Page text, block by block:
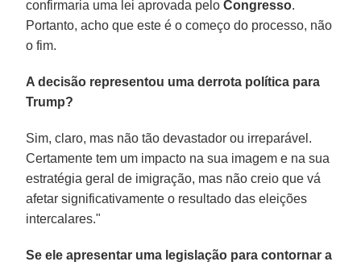
confirmaria uma lei aprovada peloCongresso.
Portanto, acho que este é o começo do processo, não
o fim.
A decisão representou uma derrota política para
Trump?
Sim, claro, mas não tão devastador ou irreparável.
Certamente tem um impacto na sua imagem e na sua
estratégia geral de imigração, mas não creio que vá
afetar significativamente o resultado das eleições
intercalares."
Se ele apresentar uma legislação para contornar a